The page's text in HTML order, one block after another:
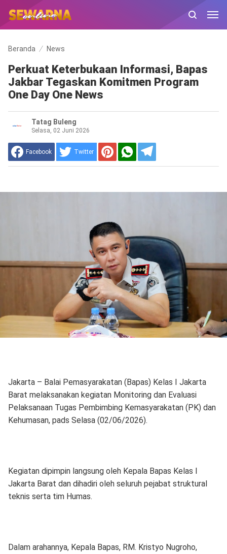
Beranda News
Perkuat Keterbukaan Informasi, Bapas
Jakbar Tegaskan Komitmen Program
One Day One News
Tatag Buleng
Selasa, 02 Juni 2026
Facebook Twitter
Jakarta – Balai Pemasyarakatan (Bapas) Kelas I Jakarta
Barat melaksanakan kegiatan Monitoring dan Evaluasi
Pelaksanaan Tugas Pembimbing Kemasyarakatan (PK) dan
Kehumasan, pads Selasa (02/06/2026).
Kegiatan dipimpin langsung oleh Kepala Bapas Kelas I
Jakarta Barat dan dihadiri oleh seluruh pejabat struktural
teknis serta tim Humas.
Dalam arahannya, Kepala Bapas, RM. Kristyo Nugroho,